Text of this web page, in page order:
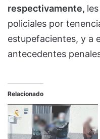
respectivamente,
policiales por
estupefacientes, y a
antecedentes
Relacionado